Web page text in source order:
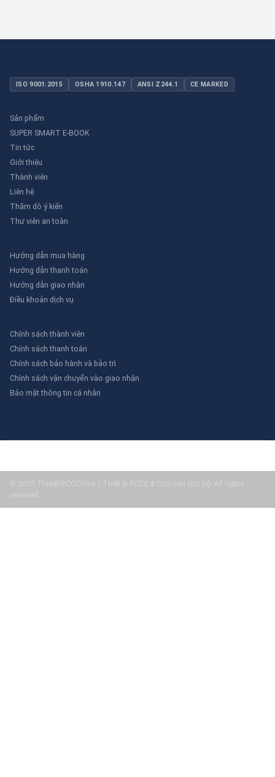
ISO 9001:2015 OSHA 1910.147 ANSI Z244.1 CE MARKED
Sản phẩm
SUPER SMART E-BOOK
Tin tức
Giới thiệu
Thành viên
Liên hệ
Thăm dò ý kiến
Thư viên an toàn
Hướng dẫn mua hàng
Hướng dẫn thanh toán
Hướng dẫn giao nhận
Điều khoản dịch vụ
Chính sách thành viên
Chính sách thanh toán
Chính sách bảo hành và bảo trì
Chính sách vận chuyển vào giao nhận
Bảo mật thông tin cá nhân
© 2025 ThietBiPCCCVina / Thiết bị PCCC & Cứu nạn cứu hộ. All rights
reserved.